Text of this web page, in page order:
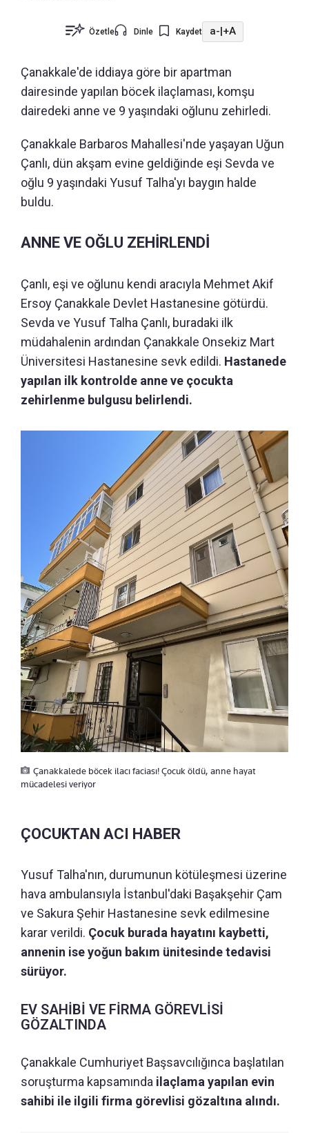
Özetle Dinle Kaydet a- +A
Çanakkale'de iddiaya göre bir apartman
dairesinde yapılan böcek ilaçlaması, komşu
dairedeki anne ve 9 yaşındaki oğlunu zehirledi.
Çanakkale Barbaros Mahallesi'nde yaşayan Uğun
Çanlı, dün akşam evine geldiğinde eşi Sevda ve
oğlu 9 yaşındaki Yusuf Talha'yı baygın halde
buldu.
ANNE VE OĞLU ZEHİRLENDİ
Çanlı, eşi ve oğlunu kendi aracıyla Mehmet Akif
Ersoy Çanakkale Devlet Hastanesine götürdü.
Sevda ve Yusuf Talha Çanlı, buradaki ilk
müdahalenin ardından Çanakkale Onsekiz Mart
Üniversitesi Hastanesine sevk edildi. Hastanede
yapılan ilk kontrolde anne ve çocukta
zehirlenme bulgusu belirlendi.
Çanakkalede böcek ilacı faciası! Çocuk öldü, anne hayat
mücadelesi veriyor
ÇOCUKTAN ACI HABER
Yusuf Talha'nın, durumunun kötüleşmesi üzerine
hava ambulansıyla İstanbul'daki Başakşehir Çam
ve Sakura Şehir Hastanesine sevk edilmesine
karar verildi. Çocuk burada hayatını kaybetti,
annenin ise yoğun bakım ünitesinde tedavisi
sürüyor.
EV SAHİBİ VE FİRMA GÖREVLİSİ
GÖZALTINDA
Çanakkale Cumhuriyet Başsavcılığınca başlatılan
soruşturma kapsamında ilaçlama yapılan evin
sahibi ile ilgili firma görevlisi gözaltına alındı.